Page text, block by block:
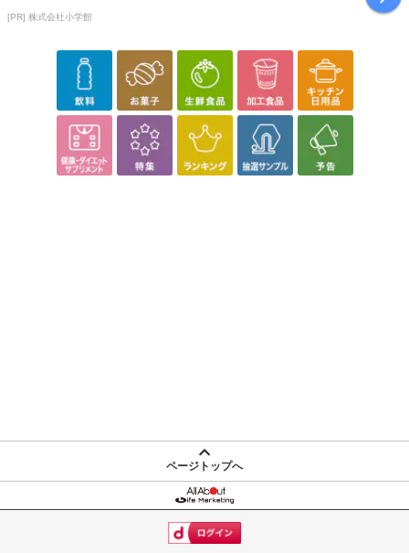
[PR] 株式会社小学館
ページトップへ